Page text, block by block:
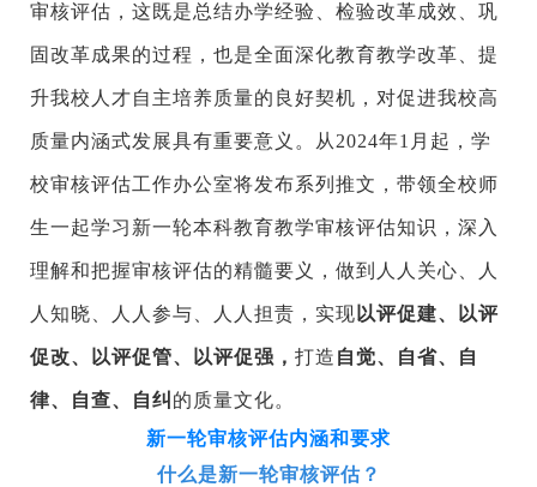
审核评估，这既是总结办学经验、检验改革成效、巩
固改革成果的过程，也是全面深化教育教学改革、提
升我校人才自主培养质量的良好契机，对促进我校高
质量内涵式发展具有重要意义。 从2024年1 月起，学
校审核评估工作办公室将发布系列推文，带领全校师
生一起学习新一轮本科教育教学审核评估知识，深入
理解和把握审核评估的精髓要义，做到人人关心、人
人知晓、人人参与、人人担责，实现 以评促建、以评
促改、以评促管、以评促强， 打造 自觉、自省、自
律、自查、自纠 的质量文化。
新一轮审核评估内涵和要求
什么是新一轮审核评估？